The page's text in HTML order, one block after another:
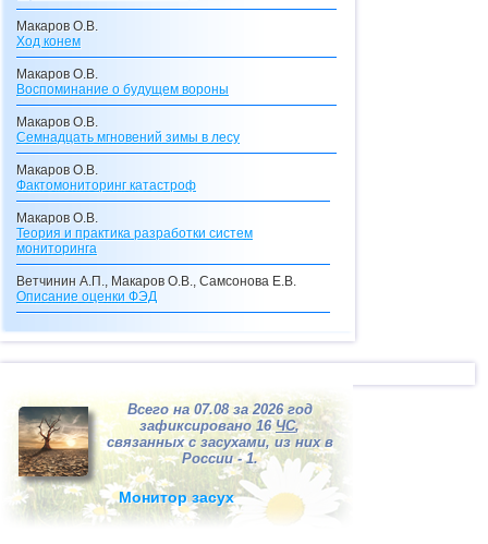
Макаров О.В.
Ход конем
Макаров О.В.
Воспоминание о будущем вороны
Макаров О.В.
Семнадцать мгновений зимы в лесу
Макаров О.В.
Фактомониторинг катастроф
Макаров О.В.
Теория и практика разработки систем
мониторинга
Ветчинин А.П., Макаров О.В., Самсонова Е.В.
Описание оценки ФЭД
Макаров О.В., Самсонова Е.В.
Описание кредитного калькулятора
Макаров О.В.
Долгосрочные прогнозы катастроф
Макаров О.В.
"Ксанф, выпей море!" (взгляд со стороны на
ситуацию в Мексиканском заливе)
Всего на 07.08 за 2026 год
зафиксировано 16ЧС,
связанных с засухами, из них в
России - 1.
Монитор засух